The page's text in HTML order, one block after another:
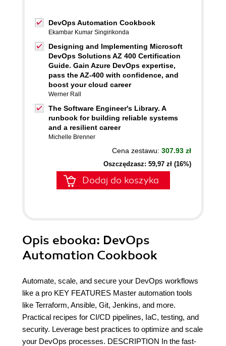
DevOps Automation Cookbook
Ekambar Kumar Singirikonda
Designing and Implementing Microsoft
DevOps Solutions AZ 400 Certification
Guide. Gain Azure DevOps expertise,
pass the AZ-400 with confidence, and
boost your cloud career
Werner Rall
The Software Engineer's Library. A
runbook for building reliable systems
and a resilient career
Michelle Brenner
Cena zestawu: 307.93 zł
Oszczędzasz: 59,97 zł (16%)
Dodaj do koszyka
Opis ebooka: DevOps
Automation Cookbook
Automate, scale, and secure your DevOps workflows
like a pro KEY FEATURES Master automation tools
like Terraform, Ansible, Git, Jenkins, and more.
Practical recipes for CI/CD pipelines, IaC, testing, and
security. Leverage best practices to optimize and scale
your DevOps processes. DESCRIPTION In the fast-